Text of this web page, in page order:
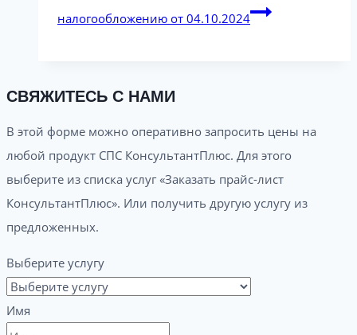
налогообложению от 04.10.2024
СВЯЖИТЕСЬ С НАМИ
В этой форме можно оперативно запросить цены на
любой продукт СПС КонсультантПлюс. Для этого
выберите из списка услуг «Заказать прайс-лист
КонсультантПлюс». Или получить другую услугу из
предложенных.
Выберите услугу
Имя